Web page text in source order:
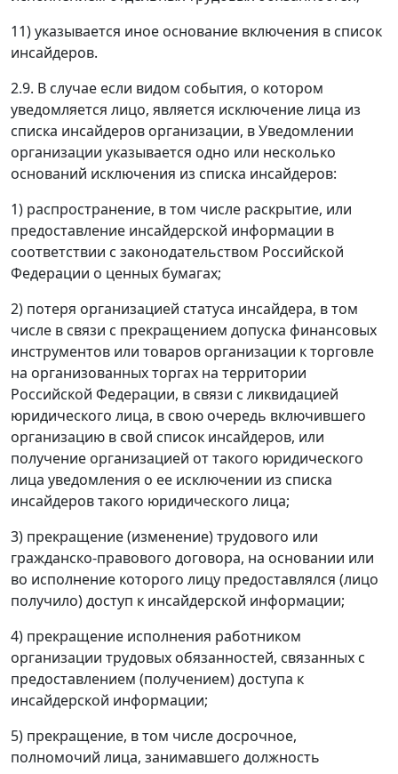
11) указывается иное основание включения в список
инсайдеров.
2.9. В случае если видом события, о котором
уведомляется лицо, является исключение лица из
списка инсайдеров организации, в Уведомлении
организации указывается одно или несколько
оснований исключения из списка инсайдеров:
1) распространение, в том числе раскрытие, или
предоставление инсайдерской информации в
соответствии с законодательством Российской
Федерации о ценных бумагах;
2) потеря организацией статуса инсайдера, в том
числе в связи с прекращением допуска финансовых
инструментов или товаров организации к торговле
на организованных торгах на территории
Российской Федерации, в связи с ликвидацией
юридического лица, в свою очередь включившего
организацию в свой список инсайдеров, или
получение организацией от такого юридического
лица уведомления о ее исключении из списка
инсайдеров такого юридического лица;
3) прекращение (изменение) трудового или
гражданско-правового договора, на основании или
во исполнение которого лицу предоставлялся (лицо
получило) доступ к инсайдерской информации;
4) прекращение исполнения работником
организации трудовых обязанностей, связанных с
предоставлением (получением) доступа к
инсайдерской информации;
5) прекращение, в том числе досрочное,
полномочий лица, занимавшего должность